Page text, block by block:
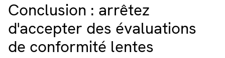
Conclusion : arrêtez
d'accepter des évaluations
de conformité lentes